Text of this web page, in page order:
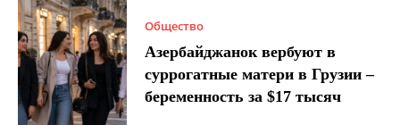
Общество
Азербайджанок вербуют в
суррогатные матери в Грузии –
беременность за $17 тысяч